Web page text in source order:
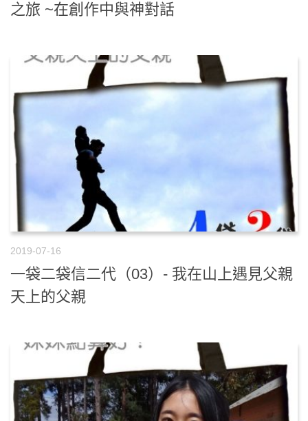
之旅 ~在創作中與神對話
2019-07-16
一袋二袋信二代（03）- 我在山上遇見父親
天上的父親